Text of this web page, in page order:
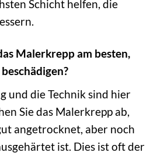
Schicht helfen, die
Malerkrepp am besten,
und die Technik sind hier
Sie das Malerkrepp ab,
angetrocknet, aber noch
ist. Dies ist oft der